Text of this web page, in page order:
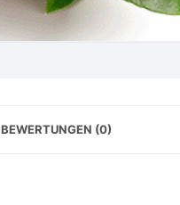
BEWERTUNGEN (0)